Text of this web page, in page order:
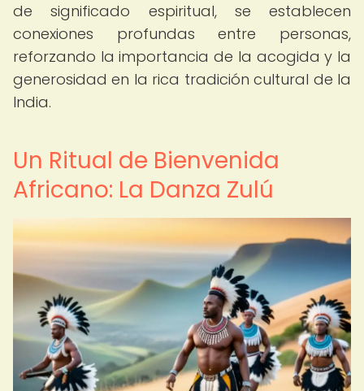
de significado espiritual, se establecen
conexiones profundas entre personas,
reforzando la importancia de la acogida y la
generosidad en la rica tradición cultural de la
India.
Un Ritual de Bienvenida
Africano: La Danza Zulú